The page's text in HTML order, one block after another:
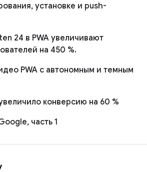
установке и push-
24 в PWA увеличивают
на 450 %.
PWA с автономным и темным
конверсию на 60 %
часть 1